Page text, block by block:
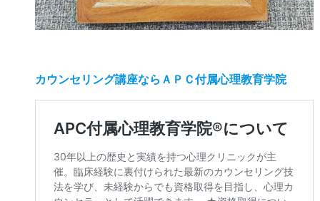
カウンセリング講座ならＡＰＣ付属心理教育学院